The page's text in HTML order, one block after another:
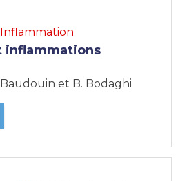
Inflammation
inflammations
Baudouin et B. Bodaghi